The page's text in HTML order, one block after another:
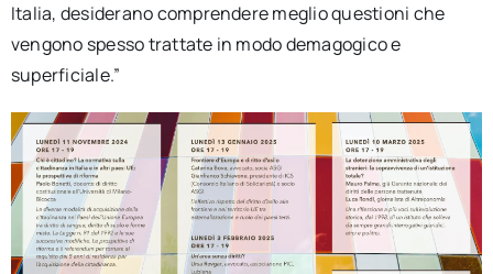
Italia, desiderano comprendere meglio questioni che
vengono spesso trattate in modo demagogico e
superficiale.”